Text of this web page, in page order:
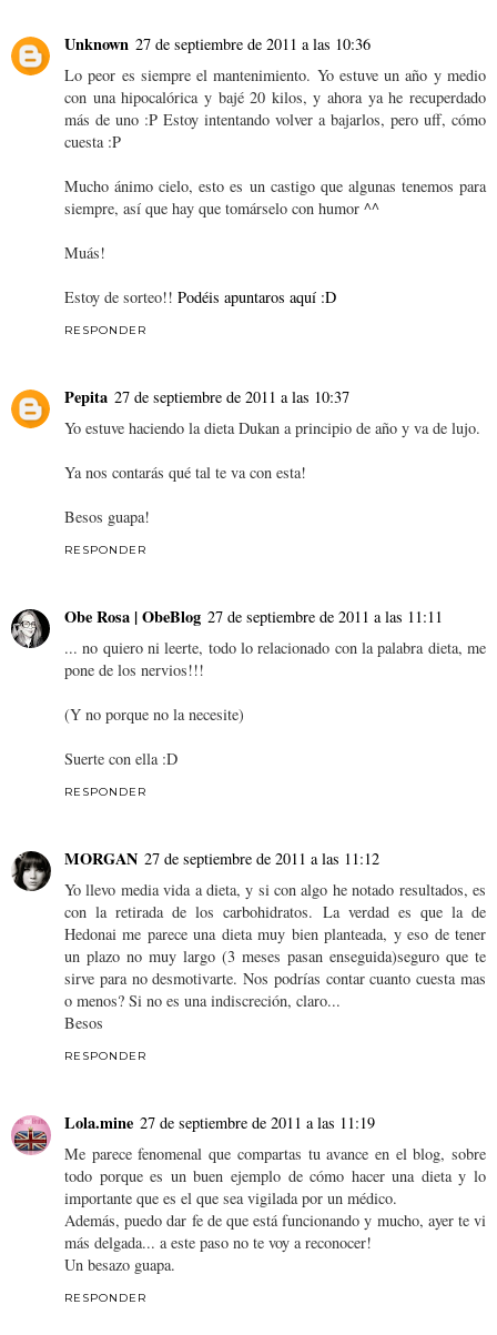
Unknown 27 de septiembre de 2011 a las 10:36
Lo peor es siempre el mantenimiento. Yo estuve un año y medio
con una hipocalórica y bajé 20 kilos, y ahora ya he recuperdado
más de uno :P Estoy intentando volver a bajarlos, pero uff, cómo
cuesta :P
Mucho ánimo cielo, esto es un castigo que algunas tenemos para
siempre, así que hay que tomárselo con humor ^^
Muás!
Estoy de sorteo!! Podéis apuntaros aquí :D
RESPONDER
Pepita 27 de septiembre de 2011 a las 10:37
Yo estuve haciendo la dieta Dukan a principio de año y va de lujo.
Ya nos contarás qué tal te va con esta!
Besos guapa!
RESPONDER
Obe Rosa | ObeBlog 27 de septiembre de 2011 a las 11:11
... no quiero ni leerte, todo lo relacionado con la palabra dieta, me
pone de los nervios!!!
(Y no porque no la necesite)
Suerte con ella :D
RESPONDER
MORGAN 27 de septiembre de 2011 a las 11:12
Yo llevo media vida a dieta, y si con algo he notado resultados, es
con la retirada de los carbohidratos. La verdad es que la de
Hedonai me parece una dieta muy bien planteada, y eso de tener
un plazo no muy largo (3 meses pasan enseguida)seguro que te
sirve para no desmotivarte. Nos podrías contar cuanto cuesta mas
o menos? Si no es una indiscreción, claro...
Besos
RESPONDER
Lola.mine 27 de septiembre de 2011 a las 11:19
Me parece fenomenal que compartas tu avance en el blog, sobre
todo porque es un buen ejemplo de cómo hacer una dieta y lo
importante que es el que sea vigilada por un médico.
Además, puedo dar fe de que está funcionando y mucho, ayer te vi
más delgada... a este paso no te voy a reconocer!
Un besazo guapa.
RESPONDER